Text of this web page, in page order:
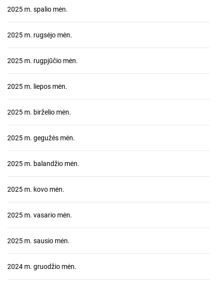
2025 m. spalio mėn.
2025 m. rugsėjo mėn.
2025 m. rugpjūčio mėn.
2025 m. liepos mėn.
2025 m. birželio mėn.
2025 m. gegužės mėn.
2025 m. balandžio mėn.
2025 m. kovo mėn.
2025 m. vasario mėn.
2025 m. sausio mėn.
2024 m. gruodžio mėn.